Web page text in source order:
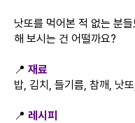
낫또를 먹어본 적 없는 분들
해 보시는 건 어떨까요?
📍 재료
밥, 김치, 들기름, 참깨, 낫
📍 레시피